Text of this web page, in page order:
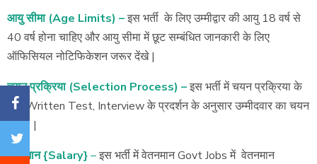
आयु सीमा (Age Limits) –इस भर्ती के लिए उम्मीद्वार की आयु 18 वर्ष से
40 वर्ष होना चाहिए और आयु सीमा में छूट सम्बंधित जानकारी के लिए
ऑफिसियल नोटिफिकेशन जरूर देंखे |
चयन प्रक्रिया (Selection Process) –इस भर्ती में चयन प्रक्रिया के
लिए Written Test, Interview के प्रदर्शन के अनुसार उम्मीदवार का चयन
होगा | |
वेतनमान {Salary}–इस भर्ती में वेतनमान Govt Jobs में वेतनमान